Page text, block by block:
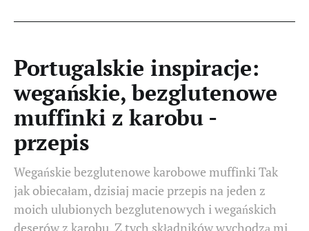
Portugalskie inspiracje:
wegańskie, bezglutenowe
muffinki z karobu -
przepis
Wegańskie bezglutenowe karobowe muffinki Tak
jak obiecałam, dzisiaj macie przepis na jeden z
moich ulubionych bezglutenowych i wegańskich
deserów z karobu. Z tych składników wychodzą mi